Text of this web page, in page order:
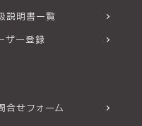
説明書一覧
ザー登録
合せフォーム